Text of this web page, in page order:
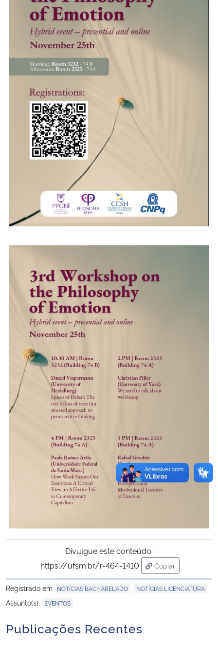
Secretaria de Governo
Gabinete de Segurança Institucional
Advocacia-Geral da União
Banco Central do Brasil
Divulgue este conteúdo:
https://ufsm.br/r-464-1410
Copiar
para área de
Registrado em
NOTÍCIAS BACHARELADO NOTÍCIAS LICENCIATURA
Assunto(s): EVENTOS
Publicações Recentes